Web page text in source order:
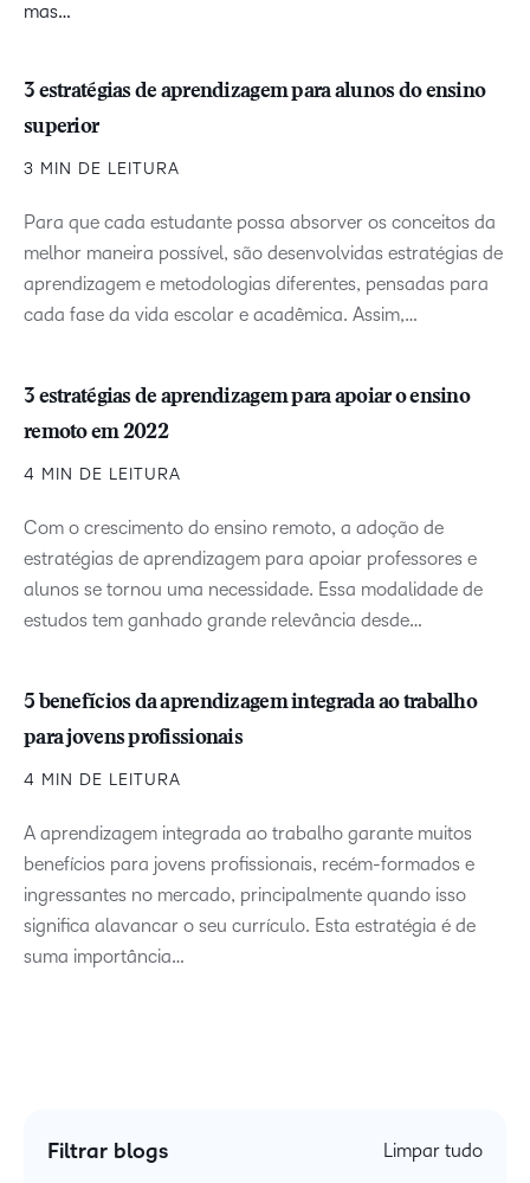
mas…
3 estratégias de aprendizagem para alunos do ensino
superior
3 MIN DE LEITURA
Para que cada estudante possa absorver os conceitos da
melhor maneira possível, são desenvolvidas estratégias de
aprendizagem e metodologias diferentes, pensadas para
cada fase da vida escolar e acadêmica. Assim,…
3 estratégias de aprendizagem para apoiar o ensino
remoto em 2022
4 MIN DE LEITURA
Com o crescimento do ensino remoto, a adoção de
estratégias de aprendizagem para apoiar professores e
alunos se tornou uma necessidade. Essa modalidade de
estudos tem ganhado grande relevância desde…
5 benefícios da aprendizagem integrada ao trabalho
para jovens profissionais
4 MIN DE LEITURA
A aprendizagem integrada ao trabalho garante muitos
benefícios para jovens profissionais, recém-formados e
ingressantes no mercado, principalmente quando isso
significa alavancar o seu currículo. Esta estratégia é de
suma importância…
Filtrar blogs Limpar tudo